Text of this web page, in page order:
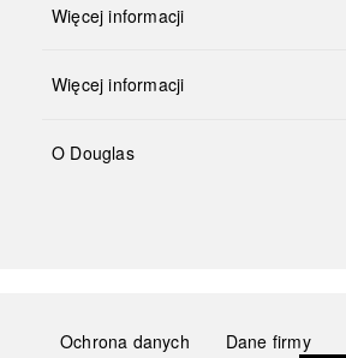
Więcej informacji
Więcej informacji
O Douglas
Ochrona danych Dane firmy